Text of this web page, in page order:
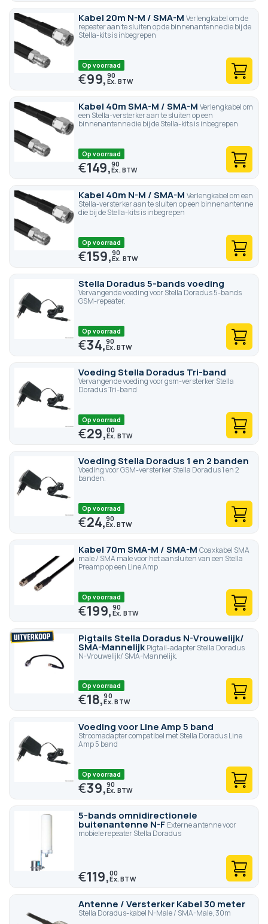
Kabel 20m N-M / SMA-M Verlengkabel om de
repeater aan te sluiten op de binnenantenne die bij de
Stella-kits is inbegrepen
Op voorraad
€99,90
Kabel 40m SMA-M / SMA-M Verlengkabel om
een Stella-versterker aan te sluiten op een
binnenantenne die bij de Stella-kits is inbegrepen
Op voorraad
€149,90
Kabel 40m N-M / SMA-M Verlengkabel om een
Stella-versterker aan te sluiten op een binnenantenne
die bij de Stella-kits is inbegrepen
Op voorraad
€159,90
Stella Doradus 5-bands voeding
Vervangende voeding voor Stella Doradus 5-bands
GSM-repeater.
Op voorraad
€34,90
Voeding Stella Doradus Tri-band
Vervangende voeding voor gsm-versterker Stella
Doradus Tri-band
Op voorraad
€29,00
Voeding Stella Doradus 1 en 2 banden
Voeding voor GSM-versterker Stella Doradus 1 en 2
banden.
Op voorraad
€24,90
Kabel 70m SMA-M / SMA-M Coaxkabel SMA
male / SMA male voor het aansluiten van een Stella
Preamp op een Line Amp
Op voorraad
€199,90
Pigtails Stella Doradus N-Vrouwelijk/
SMA-Mannelijk Pigtail-adapter Stella Doradus
N-Vrouwelijk/ SMA-Mannelijk.
Op voorraad
€18,90
Voeding voor Line Amp 5 band
Stroomadapter compatibel met Stella Doradus Line
Amp 5 band
Op voorraad
€39,90
5-bands omnidirectionele
buitenantenne N-F Externe antenne voor
mobiele repeater Stella Doradus
€119,00
Antenne / Versterker Kabel 30 meter
Stella Doradus-kabel N-Male / SMA-Male, 30m